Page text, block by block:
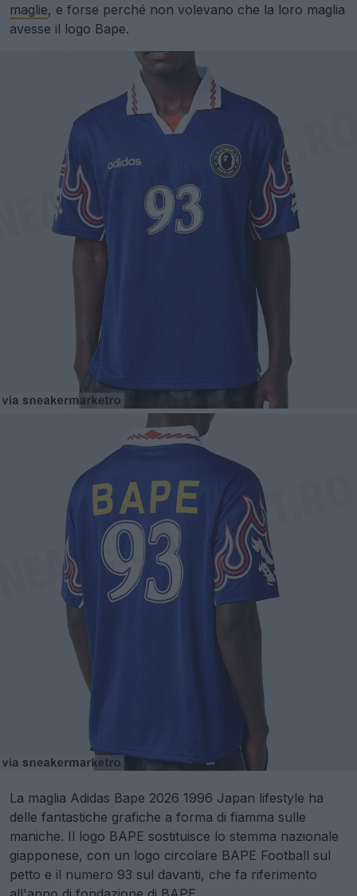
maglie, e forse perché non volevano che la loro maglia
avesse il logo Bape.
La maglia Adidas Bape 2026 1996 Japan lifestyle ha
delle fantastiche grafiche a forma di fiamma sulle
maniche. Il logo BAPE sostituisce lo stemma nazionale
giapponese, con un logo circolare BAPE Football sul
petto e il numero 93 sul davanti, che fa riferimento